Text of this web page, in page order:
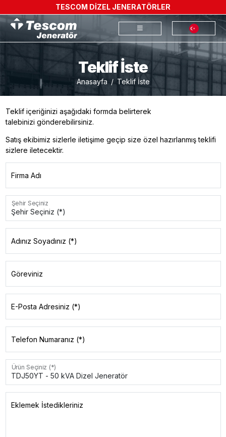
TESCOM DİZEL JENERATÖRLER
Teklif İste
Anasayfa Teklif İste
Teklif içeriğinizi aşağıdaki formda belirterek
talebinizi gönderebilirsiniz.
Satış ekibimiz sizlerle iletişime geçip size özel hazırlanmış teklifi
sizlere iletecektir.
Firma Adı
Şehir Seçiniz
Adınız Soyadınız (*)
Göreviniz
E-Posta Adresiniz (*)
Telefon Numaranız (*)
Ürün Seçiniz (*)
Eklemek İstedikleriniz